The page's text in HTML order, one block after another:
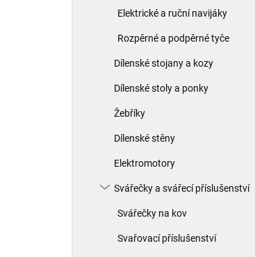
Elektrické a ruční navijáky
Rozpěrné a podpěrné tyče
Dílenské stojany a kozy
Dílenské stoly a ponky
Žebříky
Dílenské stěny
Elektromotory
Svářečky a svářecí příslušenství
Svářečky na kov
Svařovací příslušenství